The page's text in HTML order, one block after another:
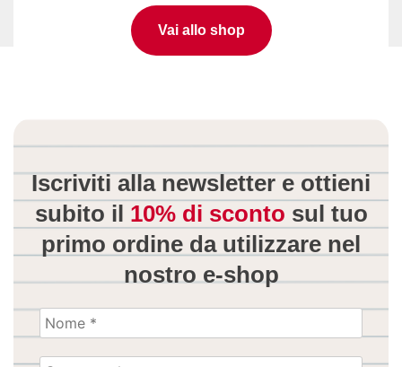
Vai allo shop
Iscriviti alla newsletter e ottieni
subito il 10% di sconto sul tuo
primo ordine da utilizzare nel
nostro e-shop